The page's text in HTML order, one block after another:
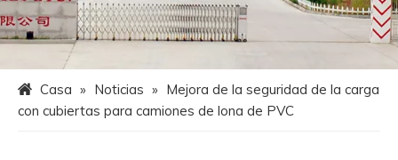
Casa » Noticias » Mejora de la seguridad de la carga
con cubiertas para camiones de lona de PVC